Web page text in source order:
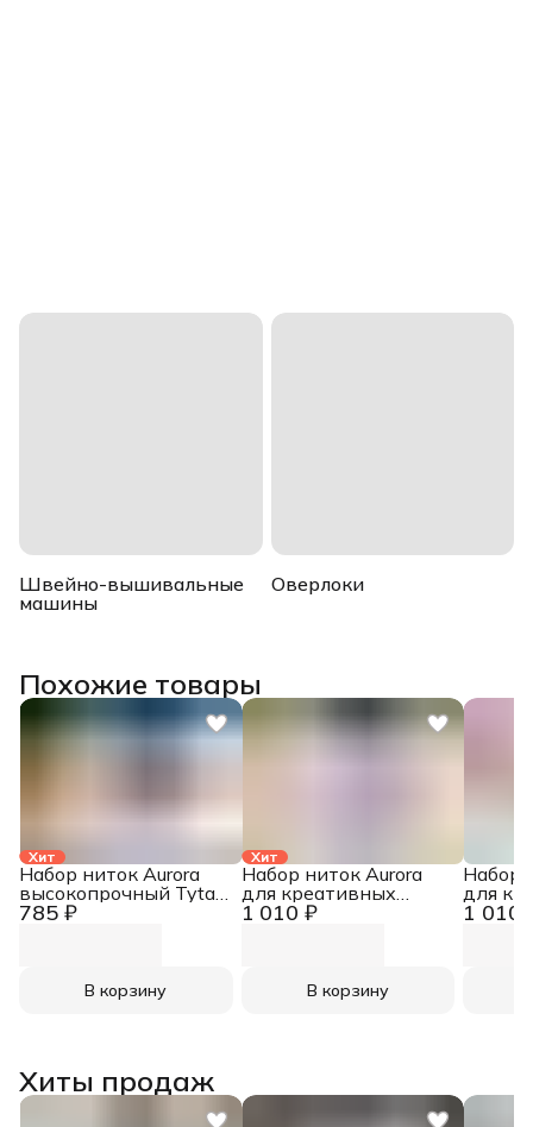
Швейно-вышивальные
машины
Оверлоки
Похожие товары
Хит
785 ₽
Набор ниток Aurora
высокопрочный Tytan
№ 60E
В корзину
Хит
1 010 ₽
Набор ниток Aurora
для креативных
работ Сирень AU-
В корзину
1 010
Набор
для
работ
Хиты продаж